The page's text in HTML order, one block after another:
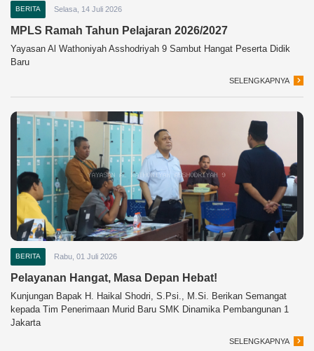
BERITA Selasa, 14 Juli 2026
MPLS Ramah Tahun Pelajaran 2026/2027
Yayasan Al Wathoniyah Asshodriyah 9 Sambut Hangat Peserta Didik
Baru
SELENGKAPNYA
BERITA Rabu, 01 Juli 2026
Pelayanan Hangat, Masa Depan Hebat!
Kunjungan Bapak H. Haikal Shodri, S.Psi., M.Si. Berikan Semangat
kepada Tim Penerimaan Murid Baru SMK Dinamika Pembangunan 1
Jakarta
SELENGKAPNYA